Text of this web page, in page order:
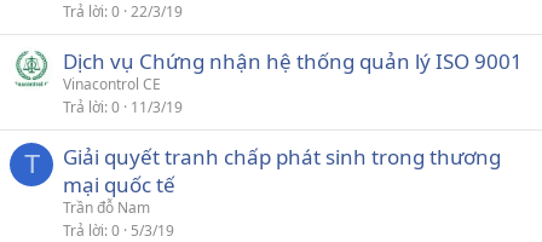
Trả lời 0 22/3/19
Dịch vụ Chứng nhận hệ thống quản lý ISO 9001
Vinacontrol CE
Trả lời 0 11/3/19
T
Giải quyết tranh chấp phát sinh trong thương
mại quốc tế
Trần đỗ Nam
Trả lời 0 5/3/19